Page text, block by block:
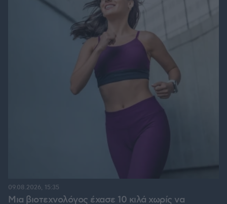
Μια βιοτεχνολόγος έχασε 10 κιλά χωρίς να
09.08.2026, 15:35